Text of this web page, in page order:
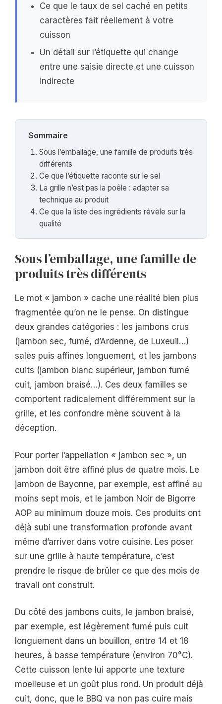
Ce que le taux de sel caché en petits
caractères fait réellement à votre
cuisson
Un détail sur l’étiquette qui change
entre une saisie directe et une cuisson
indirecte
Sommaire
Sous l’emballage, une famille de produits très
différents
Ce que l’étiquette raconte sur le sel
La grille n’est pas la poêle : adapter sa
technique au produit
Ce que la liste des ingrédients révèle sur la
qualité
Sous l’emballage, une famille de
produits très différents
Le mot « jambon » cache une réalité bien plus
fragmentée qu’on ne le pense. On distingue
deux grandes catégories : les jambons crus
(jambon sec, fumé, d’Ardenne, de Luxeuil…)
salés puis affinés longuement, et les jambons
cuits (jambon blanc supérieur, jambon fumé
cuit, jambon braisé…). Ces deux familles se
comportent radicalement différemment sur la
grille, et les confondre mène souvent à la
déception.
Pour porter l’appellation « jambon sec », un
jambon doit être affiné plus de quatre mois. Le
jambon de Bayonne, par exemple, est affiné au
moins sept mois, et le jambon Noir de Bigorre
AOP au minimum douze mois. Ces produits ont
déjà subi une transformation profonde avant
même d’arriver dans votre cuisine. Les poser
sur une grille à haute température, c’est
prendre le risque de brûler ce que des mois de
travail ont construit.
Du côté des jambons cuits, le jambon braisé,
par exemple, est légèrement fumé puis cuit
longuement dans un bouillon, entre 14 et 18
heures, à basse température (environ 70°C).
Cette cuisson lente lui apporte une texture
moelleuse et un goût plus rond. Un produit déjà
cuit, donc, que le BBQ va non pas cuire mais